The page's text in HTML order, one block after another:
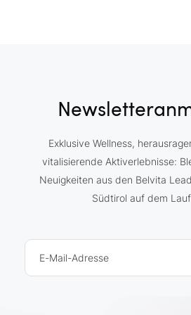
Exklusive Wellness,
vitalisierende Aktiverlebnisse:
Neuigkeiten aus den Belvita
Südtirol auf dem
E-Mail-Adresse